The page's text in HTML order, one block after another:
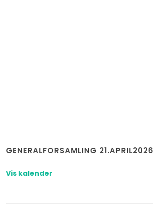
GENERALFORSAMLING 21.APRIL2026
Vis kalender